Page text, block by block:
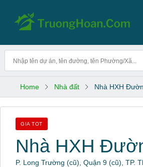
Home Nhà đất Nhà HXH
GIA TOT
Nhà HXH
P. Long Trường (cũ), Quận 9 (cũ), TP.